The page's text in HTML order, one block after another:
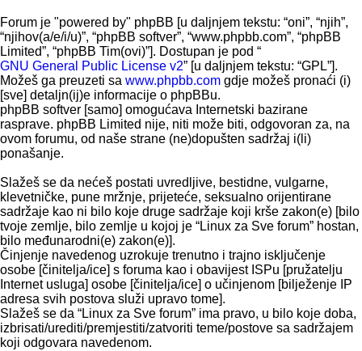
Forum je "powered by" phpBB [u daljnjem tekstu: “oni”, “njih”,
“njihov(a/e/i/u)”, “phpBB softver”, “www.phpbb.com”, “phpBB
Limited”, “phpBB Tim(ovi)”]. Dostupan je pod “
GNU General Public License v2” [u daljnjem tekstu: “GPL”].
Možeš ga preuzeti sa www.phpbb.com gdje možeš pronaći (i)
[sve] detaljn(ij)e informacije o phpBBu.
phpBB softver [samo] omogućava Internetski bazirane
rasprave. phpBB Limited nije, niti može biti, odgovoran za, na
ovom forumu, od naše strane (ne)dopušten sadržaj i(li)
ponašanje.
Slažeš se da nećeš postati uvredljive, bestidne, vulgarne,
klevetničke, pune mržnje, prijeteće, seksualno orijentirane
sadržaje kao ni bilo koje druge sadržaje koji krše zakon(e) [bilo
tvoje zemlje, bilo zemlje u kojoj je “Linux za Sve forum” hostan,
bilo međunarodni(e) zakon(e)].
Činjenje navedenog uzrokuje trenutno i trajno isključenje
osobe [činitelja/ice] s foruma kao i obavijest ISPu [pružatelju
Internet usluga] osobe [činitelja/ice] o učinjenom [bilježenje IP
adresa svih postova služi upravo tome].
Slažeš se da “Linux za Sve forum” ima pravo, u bilo koje doba,
izbrisati/urediti/premjestiti/zatvoriti teme/postove sa sadržajem
koji odgovara navedenom.